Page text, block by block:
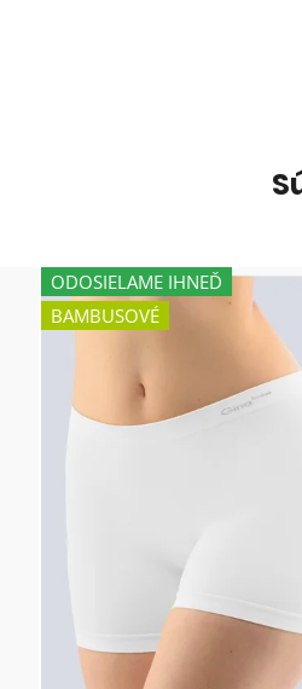
ODOSIELAME IHNEĎ
BAMBUSOVÉ